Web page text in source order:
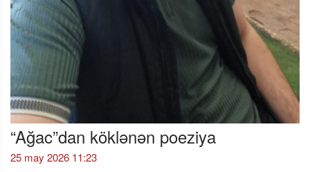
“Ağac”dan köklənən poeziya
25 may 2026 11:23